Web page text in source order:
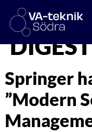
Springer
”Modern